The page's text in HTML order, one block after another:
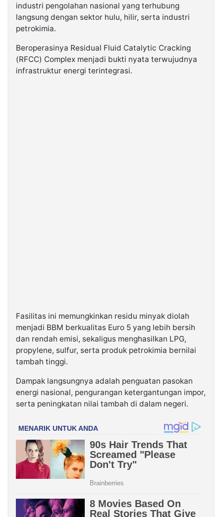
industri pengolahan nasional yang terhubung
langsung dengan sektor hulu, hilir, serta industri
petrokimia.
Beroperasinya Residual Fluid Catalytic Cracking
(RFCC) Complex menjadi bukti nyata terwujudnya
infrastruktur energi terintegrasi.
Fasilitas ini memungkinkan residu minyak diolah
menjadi BBM berkualitas Euro 5 yang lebih bersih
dan rendah emisi, sekaligus menghasilkan LPG,
propylene, sulfur, serta produk petrokimia bernilai
tambah tinggi.
Dampak langsungnya adalah penguatan pasokan
energi nasional, pengurangan ketergantungan impor,
serta peningkatan nilai tambah di dalam negeri.